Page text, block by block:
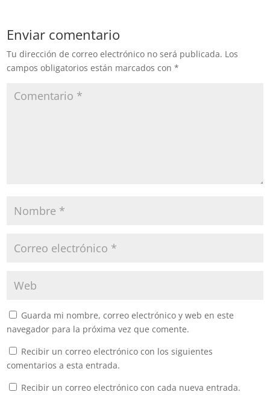
Enviar comentario
Tu dirección de correo electrónico no será publicada. Los
campos obligatorios están marcados con*
Guarda mi nombre, correo electrónico y web en este
navegador para la próxima vez que comente.
Recibir un correo electrónico con los siguientes
comentarios a esta entrada.
Recibir un correo electrónico con cada nueva entrada.